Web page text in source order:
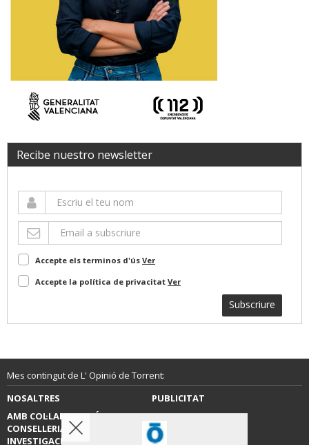
Recibe nuestro newsletter
Accepte els terminos d'ús Ver
Accepte la política de privacitat Ver
Subscriure
Mes contingut de L' Opinió de Torrent:
NOSALTRES
PUBLICITAT
AMB COL·LABORACIÓ DE LA
CONSELLERIA D’EDUCACIÓ,
INVESTIGACIÓ, CULTURA I
CONTACTE